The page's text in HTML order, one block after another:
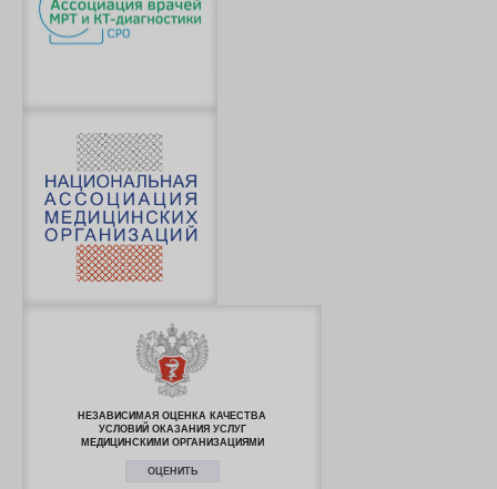
НЕЗАВИСИМАЯ ОЦЕНКА КАЧЕСТВА
УСЛОВИЙ ОКАЗАНИЯ УСЛУГ
МЕДИЦИНСКИМИ ОРГАНИЗАЦИЯМИ
ОЦЕНИТЬ